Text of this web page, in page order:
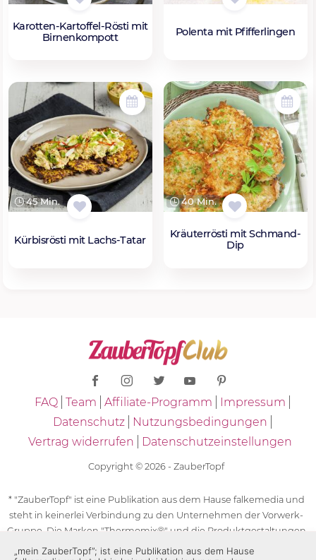
Karotten-Kartoffel-Rösti mit
Birnenkompott
Polenta mit Pfifferlingen
45 Min.
Kürbisrösti mit Lachs-Tatar
40 Min.
Kräuterrösti mit Schmand-
Dip
FAQ Team Affiliate-Programm
Impressum
Datenschutz
Nutzungsbedingungen
Vertrag widerrufen
Datenschutzeinstellungen
Copyright © 2026 - ZauberTopf
* "ZauberTopf" ist eine Publikation aus dem Hause falkemedia und
steht in keinerlei Verbindung zu den Unternehmen der Vorwerk-
Gruppe. Die Marken "Thermomix®" und die Produktgestaltungen
des "Thermomix®" sind eingetragene Marken der Unternehmen
„mein ZauberTopf”; ist eine Publikation aus dem Hause